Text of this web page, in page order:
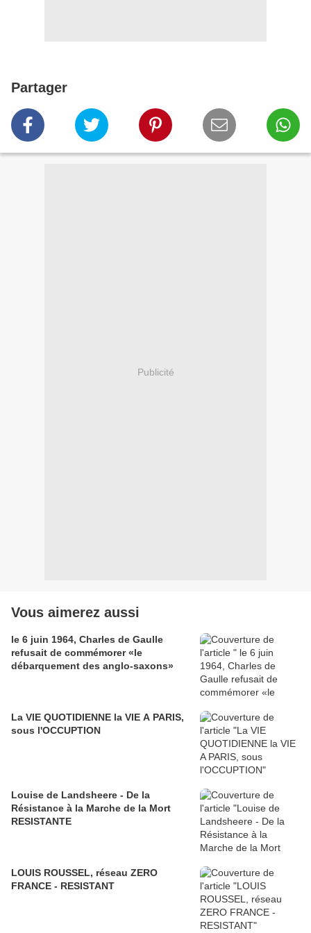
Partager
Publicité
Vous aimerez aussi
le 6 juin 1964, Charles de Gaulle
refusait de commémorer «le
débarquement des anglo-saxons»
La VIE QUOTIDIENNE la VIE A PARIS,
sous l'OCCUPTION
Louise de Landsheere - De la
Résistance à la Marche de la Mort
RESISTANTE
LOUIS ROUSSEL, réseau ZERO
FRANCE - RESISTANT